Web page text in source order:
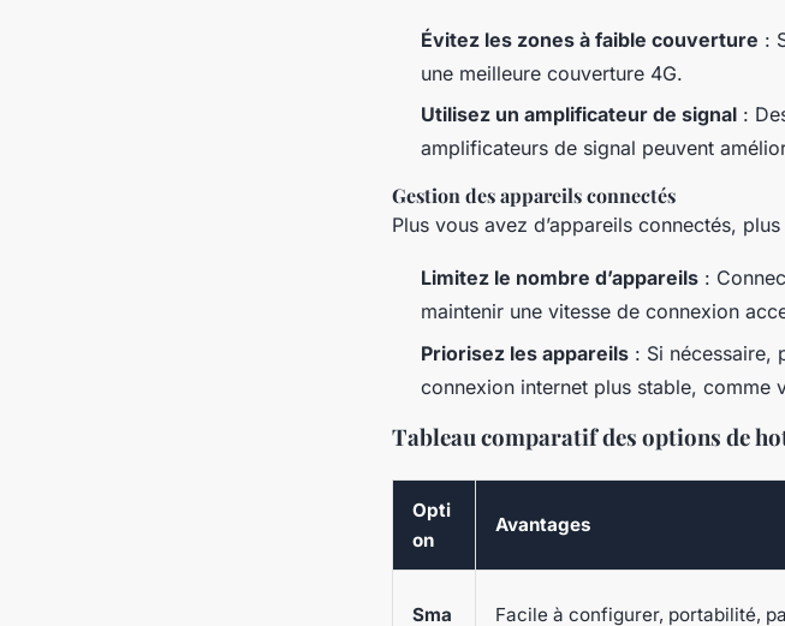
Évitez les zones à faible couverture :
une meilleure couverture 4G.
Utilisez un amplificateur de signal :
amplificateurs de signal peuvent
Gestion des appareils connectés
Plus vous avez d’appareils connectés,
Limitez le nombre d’appareils :
maintenir une vitesse de connexion
Priorisez les appareils : Si nécessaire,
connexion internet plus stable, comme
Tableau comparatif des options de
Opti
on
Avantages
Sma Facile à configurer, portabilité,